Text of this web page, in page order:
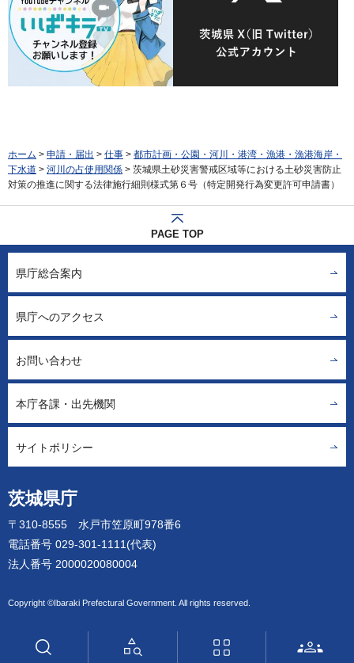
ホーム > 申請・届出 > 仕事 > 都市計画・公園・河川・港湾・漁港・漁港海岸・
下水道 > 河川の占使用関係 > 茨城県土砂災害警戒区域等における土砂災害防止
対策の推進に関する法律施行細則様式第６号（特定開発行為変更許可申請書）
PAGE TOP
茨城県庁
〒310-8555 水戸市笠原町978番6
電話番号 029-301-1111(代表)
法人番号 2000020080004
Copyright ©Ibaraki Prefectural Government. All rights reserved.
県庁総合案内
県庁へのアクセス
お問い合わせ
本庁各課・出先機関
サイトポリシー